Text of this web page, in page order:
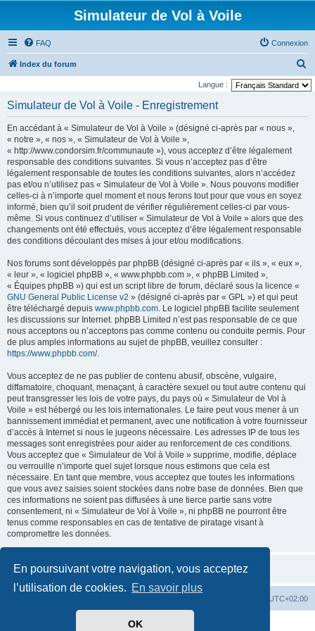
En poursuivant votre navigation, vous acceptez
l’utilisation de cookies. En savoir plus
OK
Simulateur de Vol à Voile
FAQ Connexion
Index du forum
e
Langue :
Simulateur de Vol à Voile - Enregistrement
En accédant à « Simulateur de Vol à Voile » (désigné ci-après par « nous »,
« notre », « nos », « Simulateur de Vol à Voile »,
« http://www.condorsim.fr/communaute »), vous acceptez d’être légalement
responsable des conditions suivantes. Si vous n’acceptez pas d’être
légalement responsable de toutes les conditions suivantes, alors n’accédez
pas et/ou n’utilisez pas « Simulateur de Vol à Voile ». Nous pouvons modifier
celles-ci à n’importe quel moment et nous ferons tout pour que vous en soyez
informé, bien qu’il soit prudent de vérifier régulièrement celles-ci par vous-
même. Si vous continuez d’utiliser « Simulateur de Vol à Voile » alors que des
changements ont été effectués, vous acceptez d’être légalement responsable
des conditions découlant des mises à jour et/ou modifications.
Nos forums sont développés par phpBB (désigné ci-après par « ils », « eux »,
« leur », « logiciel phpBB », « www.phpbb.com », « phpBB Limited »,
« Équipes phpBB ») qui est un script libre de forum, déclaré sous la licence «
GNU General Public License v2 » (désigné ci-après par « GPL ») et qui peut
être téléchargé depuis www.phpbb.com. Le logiciel phpBB facilite seulement
les discussions sur Internet. phpBB Limited n’est pas responsable de ce que
nous acceptons ou n’acceptons pas comme contenu ou conduite permis. Pour
de plus amples informations au sujet de phpBB, veuillez consulter :
https://www.phpbb.com/.
Vous acceptez de ne pas publier de contenu abusif, obscène, vulgaire,
diffamatoire, choquant, menaçant, à caractère sexuel ou tout autre contenu qui
peut transgresser les lois de votre pays, du pays où « Simulateur de Vol à
Voile » est hébergé ou les lois internationales. Le faire peut vous mener à un
bannissement immédiat et permanent, avec une notification à votre fournisseur
d’accès à Internet si nous le jugeons nécessaire. Les adresses IP de tous les
messages sont enregistrées pour aider au renforcement de ces conditions.
Vous acceptez que « Simulateur de Vol à Voile » supprime, modifie, déplace
ou verrouille n’importe quel sujet lorsque nous estimons que cela est
nécessaire. En tant que membre, vous acceptez que toutes les informations
que vous avez saisies soient stockées dans notre base de données. Bien que
ces informations ne soient pas diffusées à une tierce partie sans votre
consentement, ni « Simulateur de Vol à Voile », ni phpBB ne pourront être
tenus comme responsables en cas de tentative de piratage visant à
compromettre les données.
UTC+02:00
phpBB ® Forum Software © phpBB Limited